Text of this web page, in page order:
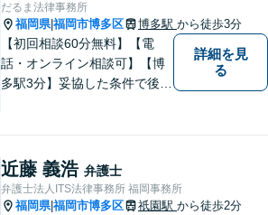
だるま法律事務所
福岡県|福岡市博多区 博多駅 から徒歩3分
【初回相談60分無料】【電
話・オンライン相談可】【博
多駅3分】妥協した条件で後悔
現実的な解決策をご提案いた
しますので、まずはお気軽に
ご相談ください。
詳細を見
る
近藤 義浩 弁護士
弁護士法人ITS法律事務所 福岡事務所
福岡県|福岡市博多区 祇園駅 から徒歩2分